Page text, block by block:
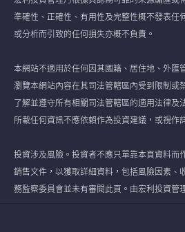
準確性、正確性、有用性及完整性概不發表任
或分析而引致的任何損失亦概不負責。
本網站不適用於任何因其國籍、居住地、外匯
瀏覽本網站內容在其司法管轄區內受到限制或
了解並遵守所有相關司法管轄區的適用法律及
所載任何資訊不應依賴作為投資建議，或視作
投資涉及風險。投資者不應只單靠本頁資料而
銷售文件，以獲取詳細資料，包括風險因素、
務監察委員會並未有審閱此頁。由宏利投資管